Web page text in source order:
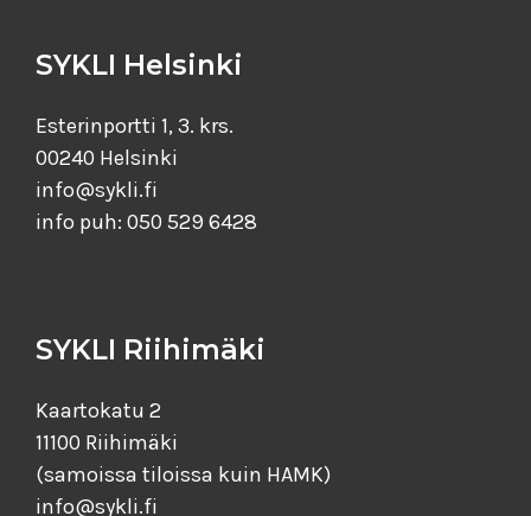
SYKLI Helsinki
Esterinportti 1, 3. krs.
00240 Helsinki
info@sykli.fi
info puh: 050 529 6428
SYKLI Riihimäki
Kaartokatu 2
11100 Riihimäki
(samoissa tiloissa kuin HAMK)
info@sykli.fi